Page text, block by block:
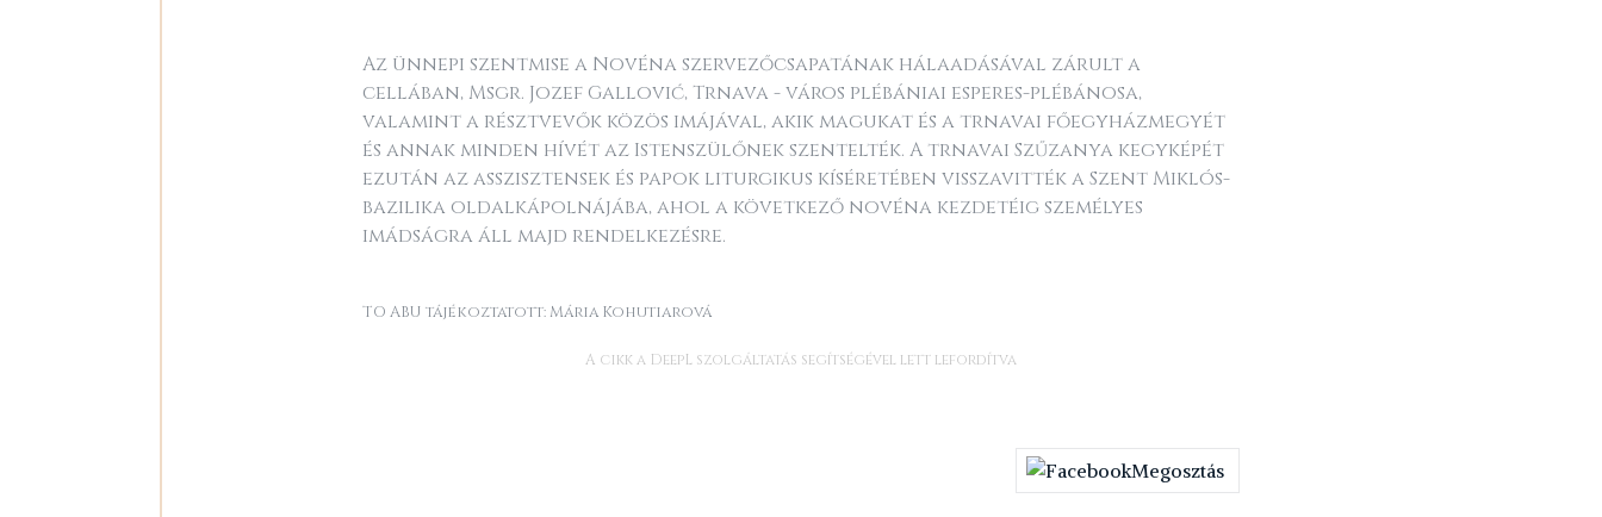
Az ünnepi szentmise a Novéna szervezőcsapatának hálaadásával zárult a
cellában, Msgr. Jozef Gallović, Trnava - város plébániai esperes-plébánosa,
valamint a résztvevők közös imájával, akik magukat és a trnavai főegyházmegyét
és annak minden hívét az Istenszülőnek szentelték. A trnavai Szűzanya kegyképét
ezután az asszisztensek és papok liturgikus kíséretében visszavitték a Szent Miklós-
bazilika oldalkápolnájába, ahol a következő novéna kezdetéig személyes
imádságra áll majd rendelkezésre.
TO ABU tájékoztatott: Mária Kohutiarová
A cikk a DeepL szolgáltatás segítségével lett lefordítva
Megosztás